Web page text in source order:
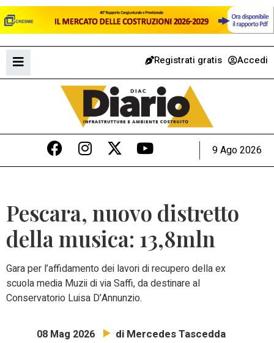
Registrati gratis Accedi
9 Ago 2026
Pescara, nuovo distretto
della musica: 13,8mln
Gara per l’affidamento dei lavori di recupero della ex
scuola media Muzii di via Saffi, da destinare al
Conservatorio Luisa D’Annunzio.
08 Mag 2026 di Mercedes Tascedda